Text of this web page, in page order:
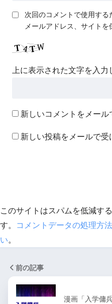
次回のコメントで使用する
メールアドレス、サイトを
上に表示された文字を入力
新しいコメントをメール
新しい投稿をメールで受
このサイトはスパムを低減す
す。
コメントデータの処理方
い。
前の記事
漫画「入学傭